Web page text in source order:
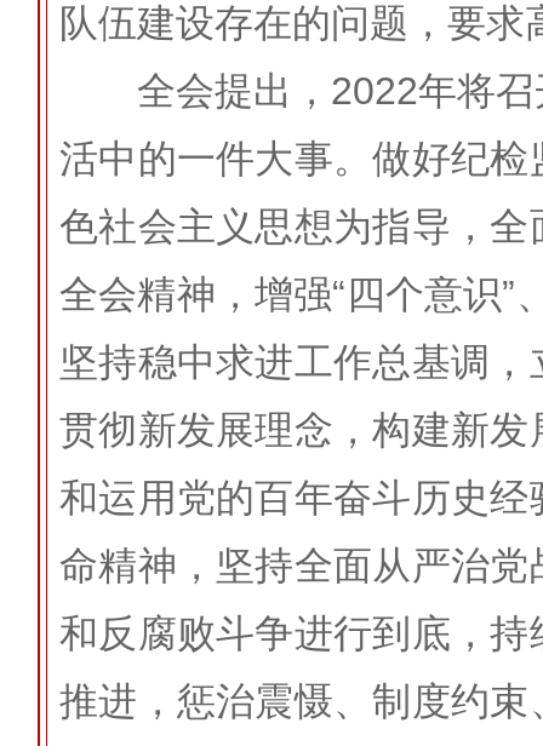
队伍建设存在的问题，要
全会提出，2022年将召
活中的一件大事。做好纪
色社会主义思想为指导，
全会精神，增强“四个意识”
坚持稳中求进工作总基调
贯彻新发展理念，构建新
和运用党的百年奋斗历史
命精神，坚持全面从严治
和反腐败斗争进行到底，
推进，惩治震慑、制度约